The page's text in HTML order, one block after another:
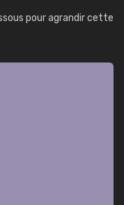
pour agrandir cette